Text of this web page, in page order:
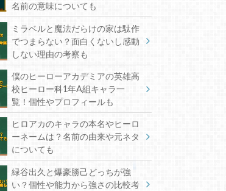
名前の意味についても
ミラベルと魔法だらけの家は駄作
でつまらない？面白くないし感動
しない理由の考察も
僕のヒーローアカデミアの英雄高
校ヒーロー科1年A組キャラ一
覧！個性やプロフィールも
ヒロアカのキャラの本名やヒーロ
ーネームは？名前の由来や元ネタ
についても
緑谷出久と爆豪勝己どっちが強
い？個性や能力から強さの比較考